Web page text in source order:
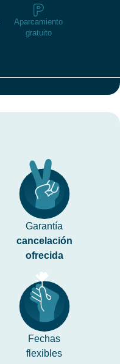
Aparcamiento
gratuito
Garantía
cancelación
ofrecida
Fechas
flexibles